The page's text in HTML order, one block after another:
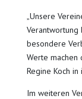
„Unsere
Verantwortung
besondere
Werte
Regine Koch
Im weiteren